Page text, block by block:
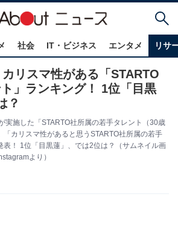
社会 IT・ビジネス エンタメ リサ
カリスマ性がある「STARTO
」ランキング！ 1位「目黒
？
実施した「STARTO社所属の若手タレント（30歳
「カリスマ性があると思うSTARTO社所属の若手
表！ 1位「目黒蓮」、では2位は？（サムネイル画
より）